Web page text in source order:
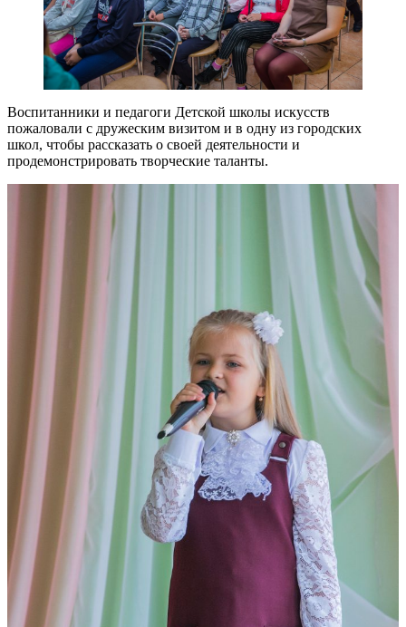
Воспитанники и педагоги Детской школы искусств
пожаловали с дружеским визитом и в одну из городских
школ, чтобы рассказать о своей деятельности и
продемонстрировать творческие таланты.